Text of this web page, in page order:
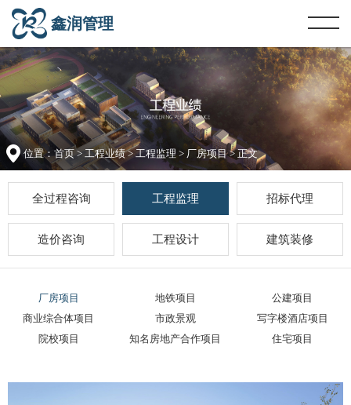
鑫润管理
位置： 首页 > 工程业绩>工程监理 > 厂房项目> 正文
全过程咨询 工程监理 招标代理
造价咨询 工程设计 建筑装修
厂房项目 地铁项目
公建项目
商业综合体项目
市政景观
写字楼酒店项目
院校项目
知名房地产合作项目 住宅项目